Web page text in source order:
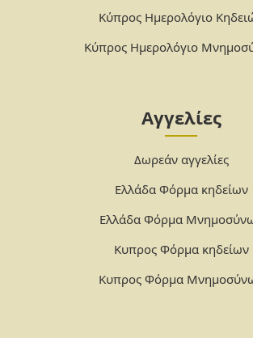
Κύπρος Ημερολόγιο
Κύπρος Ημερολόγιο
Αγγελίες
Δωρεάν αγγελίες
Ελλάδα Φόρμα κηδείων
Ελλάδα Φόρμα
Κυπρος Φόρμα κηδείων
Κυπρος Φόρμα